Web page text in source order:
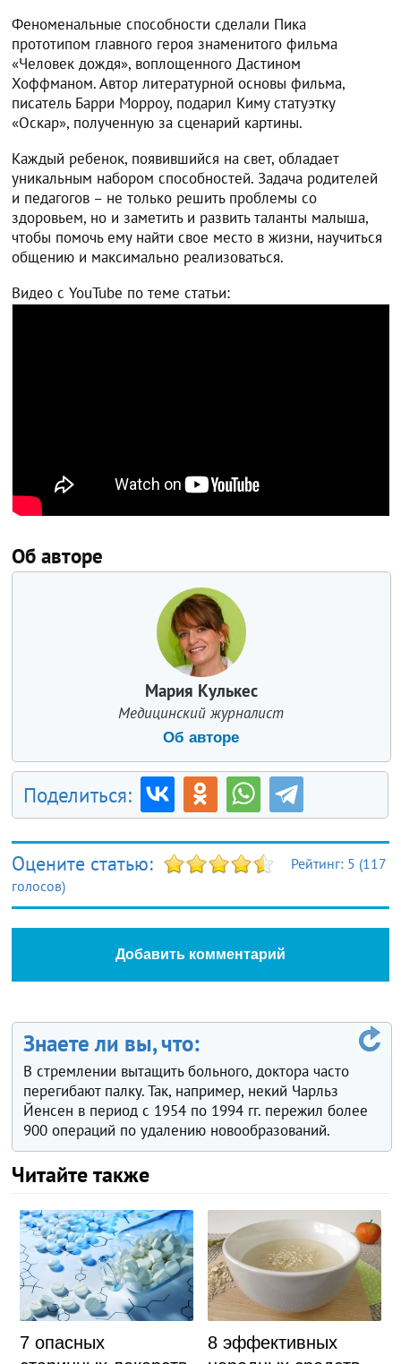
Феноменальные способности сделали Пика
прототипом главного героя знаменитого фильма
«Человек дождя», воплощенного Дастином
Хоффманом. Автор литературной основы фильма,
писатель Барри Морроу, подарил Киму статуэтку
«Оскар», полученную за сценарий картины.
Каждый ребенок, появившийся на свет, обладает
уникальным набором способностей. Задача родителей
и педагогов – не только решить проблемы со
здоровьем, но и заметить и развить таланты малыша,
чтобы помочь ему найти свое место в жизни, научиться
общению и максимально реализоваться.
Видео с YouTube по теме статьи:
Об авторе
Мария Кулькес
Медицинский журналист
Об авторе
Поделиться:
Оцените статью: Рейтинг: 5 (117
голосов)
Добавить комментарий
Знаете ли вы, что:
В стремлении вытащить больного, доктора часто
перегибают палку. Так, например, некий Чарльз
Йенсен в период с 1954 по 1994 гг. пережил более
900 операций по удалению новообразований.
Читайте также
7 опасных
8 эффективных